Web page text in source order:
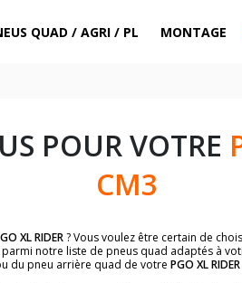
QUAD / AGRI / PL MONTAGE
POUR VOTRE
CM3
XL RIDER? Vous voulez être certain de
notre liste de pneus quad adaptés à
du pneu arrière quad de votre PGO XL RIDER